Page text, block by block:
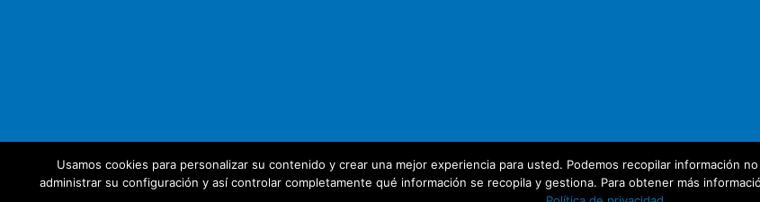
Usamos cookies para personalizar su contenido y crear una mejor experiencia para usted. Podemos recopilar información
administrar su configuración y así controlar completamente qué información se recopila y gestiona. Para obtener más